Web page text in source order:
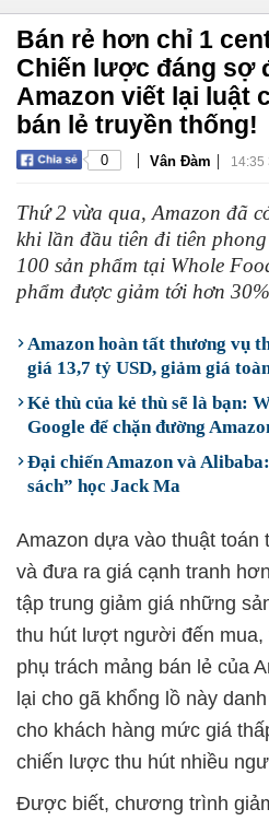
Bán rẻ hơn chỉ 1
Chiến lược đáng sợ
Amazon viết lại luật
bán lẻ truyền thống!
0 | Vân Đàm | 14:35
Thứ 2 vừa qua, Amazon đã
khi lần đầu tiên đi tiên
100 sản phẩm tại Whole
phẩm được giảm tới hơn
Amazon hoàn tất thương vụ
giá 13,7 tỷ USD, giảm giá
Kẻ thù của kẻ thù sẽ là bạn:
Google để chặn đường
Đại chiến Amazon và
sách” học Jack Ma
Amazon dựa vào thuật toán
và đưa ra giá cạnh tranh
tập trung giảm giá những
thu hút lượt người đến
phụ trách mảng bán lẻ của
lại cho gã khổng lồ này
cho khách hàng mức giá
chiến lược thu hút nhiều
Được biết, chương trình